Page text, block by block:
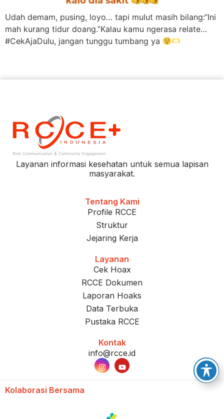
Udah demam, pusing, loyo… tapi mulut masih bilang:“Ini
mah kurang tidur doang.”Kalau kamu ngerasa relate…
#CekAjaDulu, jangan tunggu tumbang ya
Layanan informasi kesehatan untuk semua lapisan
masyarakat.
Tentang Kami
Profile RCCE
Struktur
Jejaring Kerja
Layanan
Cek Hoax
RCCE Dokumen
Laporan Hoaks
Data Terbuka
Pustaka RCCE
Kontak
info@rcce.id
Kolaborasi Bersama